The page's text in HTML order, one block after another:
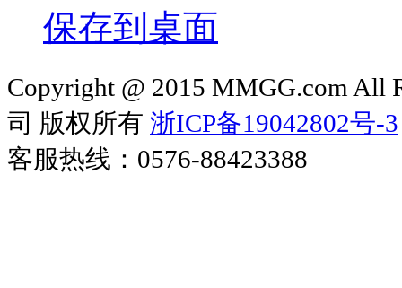
保存到桌面
Copyright @ 2015 MMGG.com All
司 版权所有 浙ICP备19042802号-3
客服热线：0576-88423388